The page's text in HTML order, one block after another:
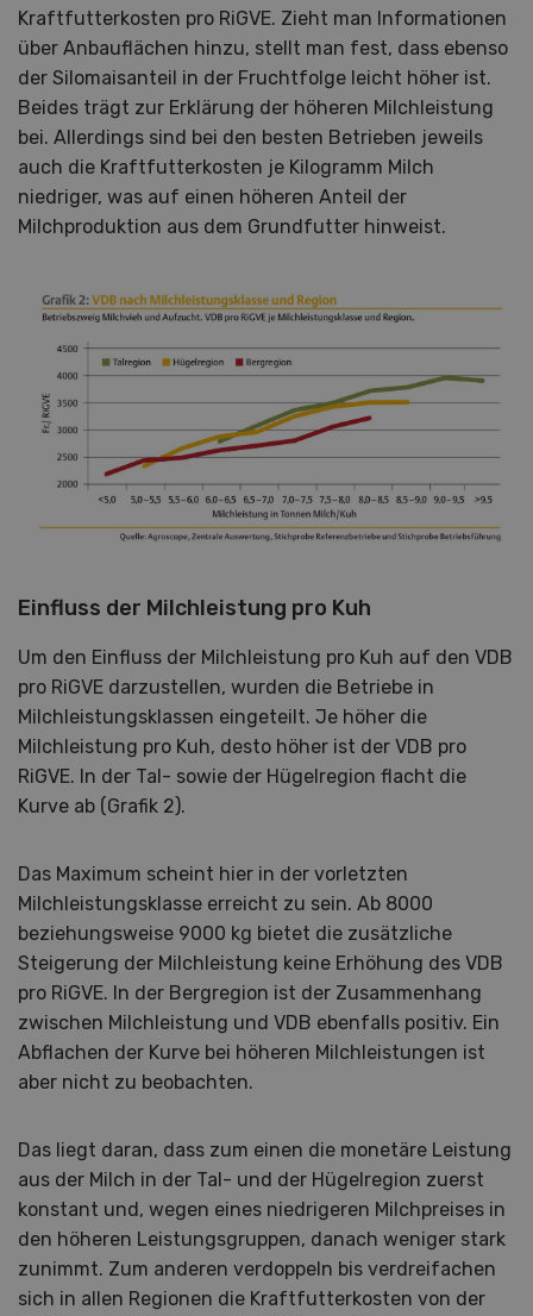
Kraftfutterkosten pro RiGVE. Zieht man Informationen
über Anbauflächen hinzu, stellt man fest, dass ebenso
der Silomaisanteil in der Fruchtfolge leicht höher ist.
Beides trägt zur Erklärung der höheren Milchleistung
bei. Allerdings sind bei den besten Betrieben jeweils
auch die Kraftfutterkosten je Kilogramm Milch
niedriger, was auf einen höheren Anteil der
Milchproduktion aus dem Grundfutter hinweist.
Einfluss der Milchleistung pro Kuh
Um den Einfluss der Milchleistung pro Kuh auf den VDB
pro RiGVE darzustellen, wurden die Betriebe in
Milchleistungsklassen eingeteilt. Je höher die
Milchleistung pro Kuh, desto höher ist der VDB pro
RiGVE. In der Tal- sowie der Hügelregion flacht die
Kurve ab (Grafik 2).
Das Maximum scheint hier in der vorletzten
Milchleistungsklasse erreicht zu sein. Ab 8000
beziehungsweise 9000 kg bietet die zusätzliche
Steigerung der Milchleistung keine Erhöhung des VDB
pro RiGVE. In der Bergregion ist der Zusammenhang
zwischen Milchleistung und VDB ebenfalls positiv. Ein
Abflachen der Kurve bei höheren Milchleistungen ist
aber nicht zu beobachten.
Das liegt daran, dass zum einen die monetäre Leistung
aus der Milch in der Tal- und der Hügelregion zuerst
konstant und, wegen eines niedrigeren Milchpreises in
den höheren Leistungsgruppen, danach weniger stark
zunimmt. Zum anderen verdoppeln bis verdreifachen
sich in allen Regionen die Kraftfutterkosten von der